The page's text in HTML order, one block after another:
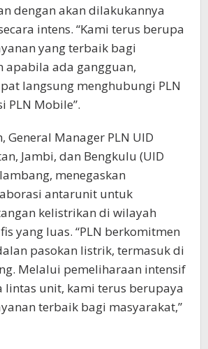
dengan akan dilakukannya
intens. “Kami terus berupa
yang terbaik bagi
apabila ada gangguan,
langsung menghubungi PLN
PLN Mobile”.
General Manager PLN UID
Jambi, dan Bengkulu (UID
menegaskan
antarunit untuk
kelistrikan di wilayah
yang luas. “PLN berkomitmen
pasokan listrik, termasuk di
Melalui pemeliharaan intensif
lintas unit, kami terus berupaya
terbaik bagi masyarakat,”